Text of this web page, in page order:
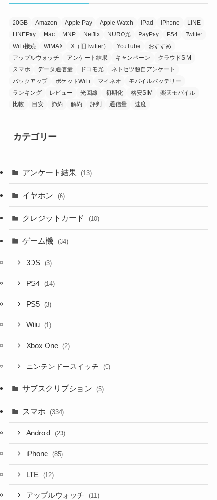
20GB Amazon Apple Pay Apple Watch iPad iPhone
LINE
LINEPay
Mac MNP Netflix NURO光 PayPay PS4
Twitter
WiFi接続
WIMAX X（旧Twitter） YouTube
おすすめ
アップルウォッチ
アンケート結果 キャンペーン
クラウドSIM
スマホ
データ通信量 ドコモ光
ネトセツ独自アンケート
バックアップ
ポケットWiFi マイネオ
モバイルバッテリー
ランキング
レビュー 光回線 初期化 格安SIM
楽天モバイル
比較
目安 節約 解約 評判 通信量 速度
カテゴリー
アンケート結果 (13)
イヤホン (6)
クレジットカード (10)
ゲーム機 (34)
3DS (3)
PS4 (14)
PS5 (3)
Wiiu (1)
Xbox One (2)
ニンテンドースイッチ (9)
サブスクリプション (5)
スマホ (334)
Android (23)
iPhone (85)
LTE (12)
アップルウォッチ (11)